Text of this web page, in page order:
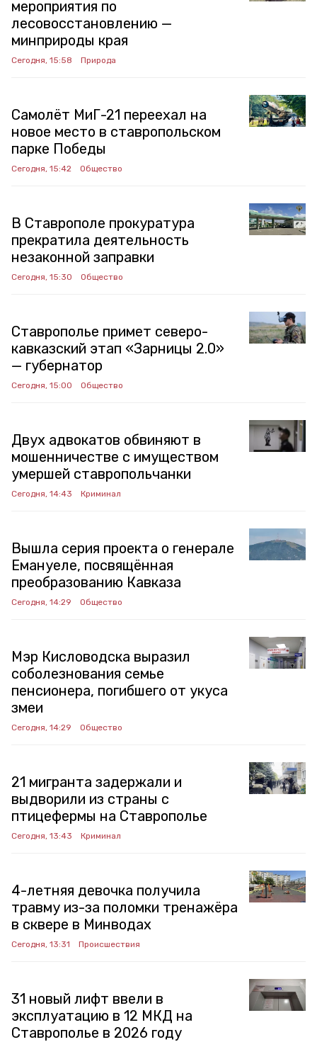
мероприятия по
лесовосстановлению —
минприроды края
Сегодня, 15:58 Природа
Самолёт МиГ-21 переехал на
новое место в ставропольском
парке Победы
Сегодня, 15:42 Общество
В Ставрополе прокуратура
прекратила деятельность
незаконной заправки
Сегодня, 15:30 Общество
Ставрополье примет северо-
кавказский этап «Зарницы 2.0»
— губернатор
Сегодня, 15:00 Общество
Двух адвокатов обвиняют в
мошенничестве с имуществом
умершей ставропольчанки
Сегодня, 14:43 Криминал
Вышла серия проекта о генерале
Емануеле, посвящённая
преобразованию Кавказа
Сегодня, 14:29 Общество
Мэр Кисловодска выразил
соболезнования семье
пенсионера, погибшего от укуса
змеи
Сегодня, 14:29 Общество
21 мигранта задержали и
выдворили из страны с
птицефермы на Ставрополье
Сегодня, 13:43 Криминал
4-летняя девочка получила
травму из-за поломки тренажёра
в сквере в Минводах
Сегодня, 13:31 Происшествия
31 новый лифт ввели в
эксплуатацию в 12 МКД на
Ставрополье в 2026 году